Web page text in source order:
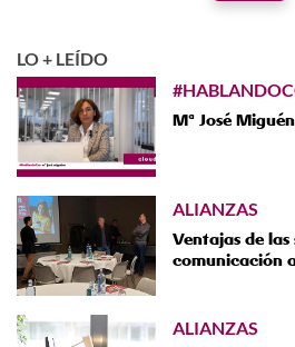
LO + LEÍDO
Mª José
ALIANZAS
Ventajas de las
comunicación
ALIANZAS